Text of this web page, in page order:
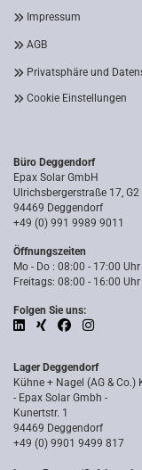
Impressum
AGB
Privatsphäre und
Cookie Einstellungen
Büro Deggendorf
Epax Solar GmbH
Ulrichsbergerstraße 17, G2
94469 Deggendorf
+49 (0) 991 9989 9011
Öffnungszeiten
Mo - Do : 08:00 - 17:00 Uhr
Freitags: 08:00 - 16:00 Uhr
Folgen Sie uns:
Lager Deggendorf
Kühne + Nagel (AG & Co.)
- Epax Solar Gmbh -
Kunertstr. 1
94469 Deggendorf
+49 (0) 9901 9499 817